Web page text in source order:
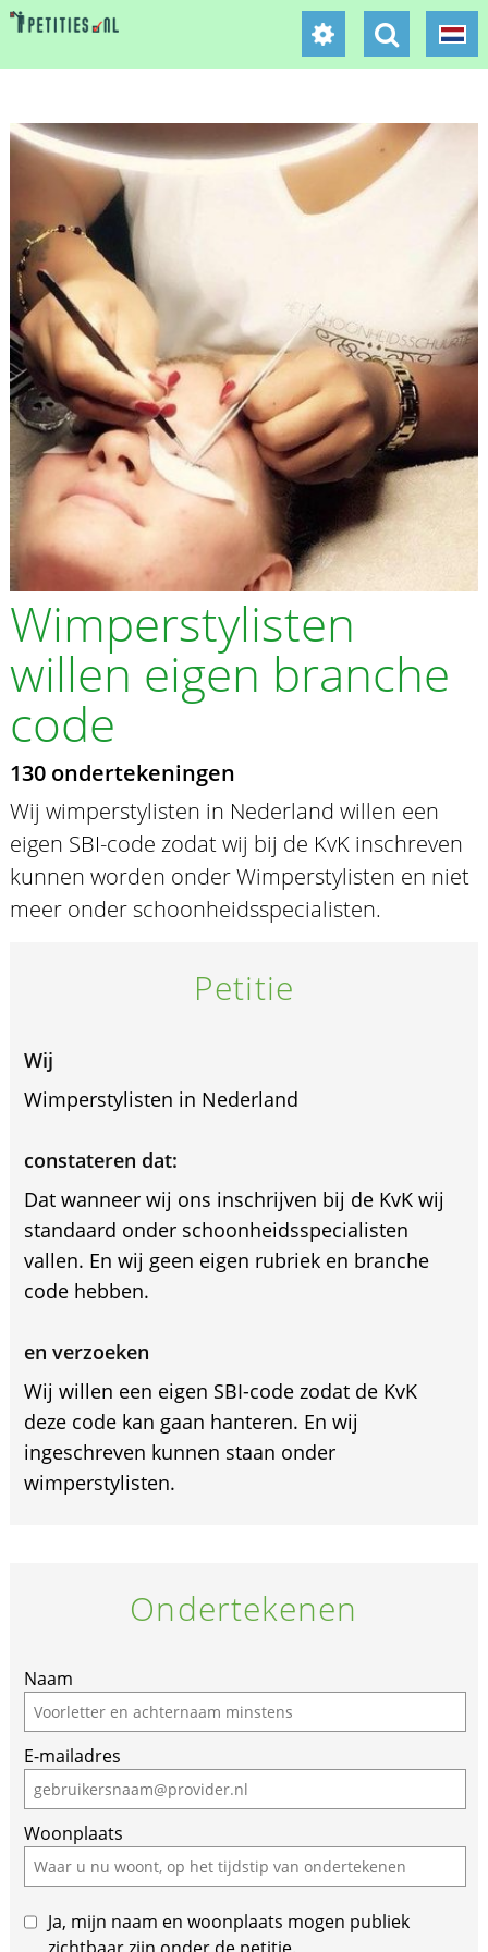
Wimperstylisten
willen eigen branche
code
130 ondertekeningen
Wij wimperstylisten in Nederland willen een
eigen SBI-code zodat wij bij de KvK inschreven
kunnen worden onder Wimperstylisten en niet
meer onder schoonheidsspecialisten.
Petitie
Wij
Wimperstylisten in Nederland
constateren dat:
Dat wanneer wij ons inschrijven bij de KvK wij
standaard onder schoonheidsspecialisten
vallen. En wij geen eigen rubriek en branche
code hebben.
en verzoeken
Wij willen een eigen SBI-code zodat de KvK
deze code kan gaan hanteren. En wij
ingeschreven kunnen staan onder
wimperstylisten.
Ondertekenen
If
you
are
a
human,
ignore
this
field
Naam
E-mailadres
Woonplaats
Ja, mijn naam en woonplaats mogen publiek